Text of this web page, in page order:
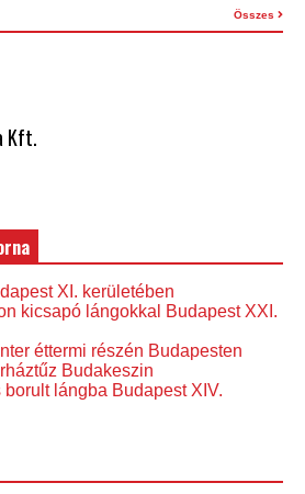
Összes
Kft.
XI. kerületében
kicsapó lángokkal Budapest XXI.
éttermi részén Budapesten
Budakeszin
lángba Budapest XIV.